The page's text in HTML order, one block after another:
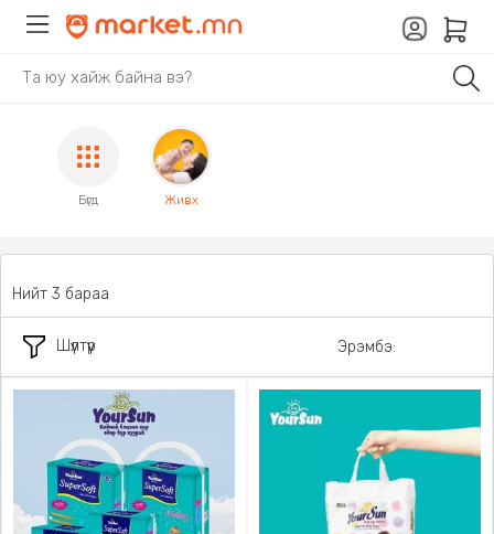
Бүгд Живх
Шүүлтүүр
Нийт 3 бараа
Эрэмбэ: